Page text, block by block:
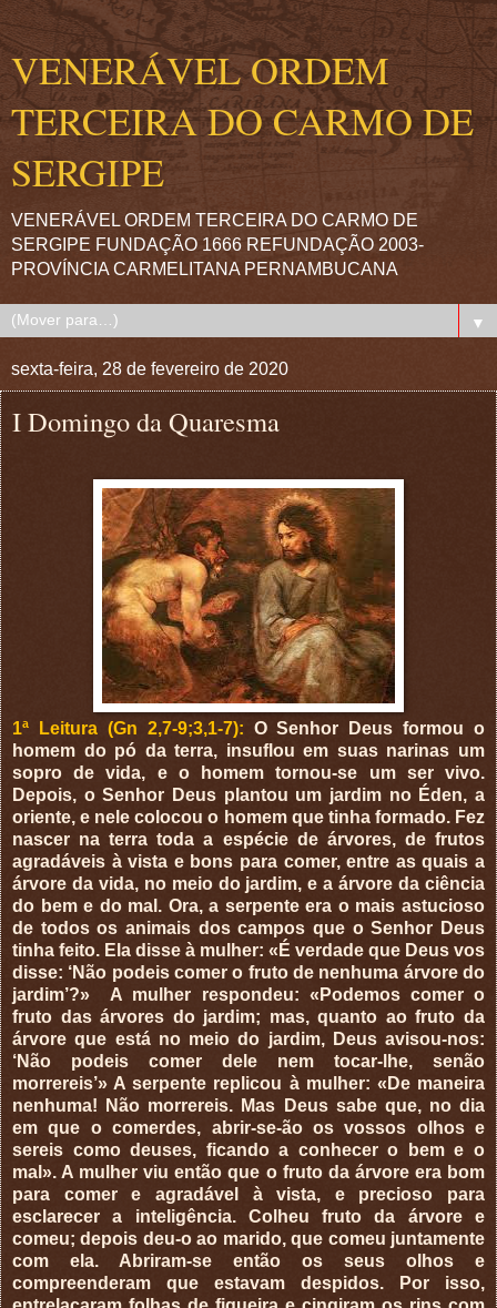
VENERÁVEL ORDEM
TERCEIRA DO CARMO DE
SERGIPE
VENERÁVEL ORDEM TERCEIRA DO CARMO DE
SERGIPE FUNDAÇÃO 1666 REFUNDAÇÃO 2003-
PROVÍNCIA CARMELITANA PERNAMBUCANA
▼
sexta-feira, 28 de fevereiro de 2020
I Domingo da Quaresma
1ª Leitura (Gn 2,7-9;3,1-7): O Senhor Deus formou o
homem do pó da terra, insuflou em suas narinas um
sopro de vida, e o homem tornou-se um ser vivo.
Depois, o Senhor Deus plantou um jardim no Éden, a
oriente, e nele colocou o homem que tinha formado. Fez
nascer na terra toda a espécie de árvores, de frutos
agradáveis à vista e bons para comer, entre as quais a
árvore da vida, no meio do jardim, e a árvore da ciência
do bem e do mal. Ora, a serpente era o mais astucioso
de todos os animais dos campos que o Senhor Deus
tinha feito. Ela disse à mulher: «É verdade que Deus vos
disse: ‘Não podeis comer o fruto de nenhuma árvore do
jardim’?»
A mulher respondeu: «Podemos comer o
fruto das árvores do jardim; mas, quanto ao fruto da
árvore que está no meio do jardim, Deus avisou-nos:
‘Não podeis comer dele nem tocar-lhe, senão
morrereis’» A serpente replicou à mulher: «De maneira
nenhuma! Não morrereis. Mas Deus sabe que, no dia
em que o comerdes, abrir-se-ão os vossos olhos e
sereis como deuses, ficando a conhecer o bem e o
mal». A mulher viu então que o fruto da árvore era bom
para comer e agradável à vista, e precioso para
esclarecer a inteligência. Colheu fruto da árvore e
comeu; depois deu-o ao marido, que comeu juntamente
com ela. Abriram-se então os seus olhos e
compreenderam que estavam despidos. Por isso,